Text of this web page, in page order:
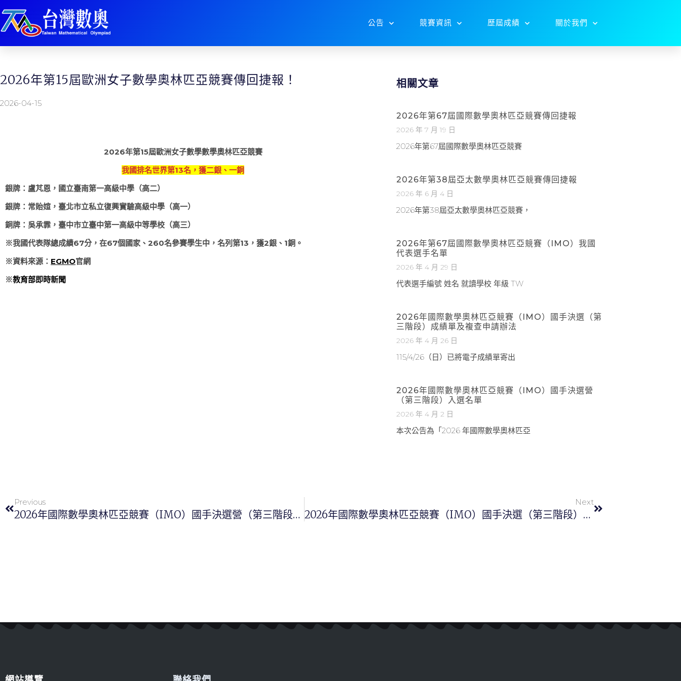
公告 競賽資訊 歷屆成績 關於我們
2026年第15屆歐洲女子數學奧林匹亞競賽傳回捷報！
2026-04-15
2026年第15屆歐洲女子數學數學奧林匹亞競賽
我國排名世界第13名，獲二銀、一銅
銀牌：盧芃恩，國立臺南第一高級中學（高二）
銀牌：常貽媗，臺北市立私立復興實驗高級中學（高一）
銅牌：吳承霏，臺中市立臺中第一高級中等學校（高三）
※我國代表隊總成績67分，在67個國家、260名參賽學生中，名列第13，獲2銀、1銅。
※資料來源： EGMO官網
※教育部即時新聞
相關文章
2026年第67屆國際數學奧林匹亞競賽傳回捷報
2026 年 7 月 19 日
2026年第67屆國際數學奧林匹亞競賽
2026年第38屆亞太數學奧林匹亞競賽傳回捷報
2026 年 6 月 4 日
2026年第38屆亞太數學奧林匹亞競賽，
2026年第67屆國際數學奧林匹亞競賽（IMO）我國
代表選手名單
2026 年 4 月 29 日
代表選手編號 姓名 就讀學校 年級 TW
2026年國際數學奧林匹亞競賽（IMO）國手決選（第
三階段）成績單及複查申請辦法
2026 年 4 月 26 日
115/4/26（日）已將電子成績單寄出
2026年國際數學奧林匹亞競賽（IMO）國手決選營
（第三階段）入選名單
2026 年 4 月 2 日
本次公告為「2026 年國際數學奧林匹亞
Previous
2026年國際數學奧林匹亞競賽（IMO）國手決選營（第三階段）入選名單
Next
2026年國際數學奧林匹亞競賽（IMO）國手決選（第三階段）成績單及複查申請辦法